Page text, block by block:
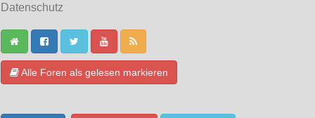
Datenschutz
Alle Foren als gelesen markieren